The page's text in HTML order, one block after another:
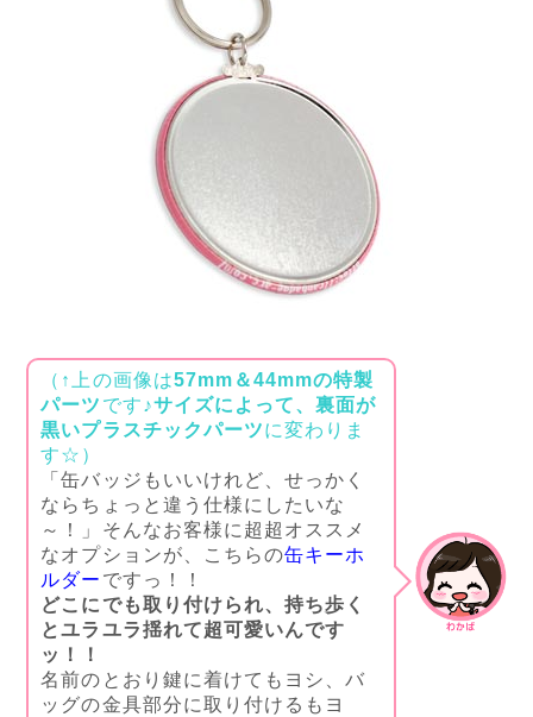
（↑上の画像は57mm＆44mmの特製
パーツ です♪サイズによって、裏面が
黒いプラスチックパーツに変わりま
す☆）
「缶バッジもいいけれど、せっかく
ならちょっと違う仕様にしたいな
～！」そんなお客様に超超オススメ
なオプションが、こちらの缶キーホ
ルダー ですっ！！
どこにでも取り付けられ、持ち歩く
とユラユラ揺れて超可愛いんです
ッ！！
名前のとおり鍵に着けてもヨシ、バ
ッグの金具部分に取り付けるもヨ